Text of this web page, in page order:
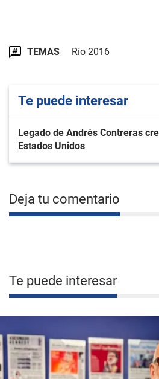
TEMAS Río 2016
Te puede interesar
Legado de Andrés Contreras
Estados Unidos
Deja tu comentario
Te puede interesar